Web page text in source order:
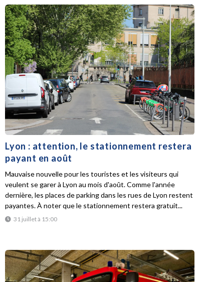
Lyon : attention, le stationnement restera
payant en août
31 juillet à 15:00
Mauvaise nouvelle pour les touristes et les visiteurs qui
veulent se garer à Lyon au mois d'août. Comme l'année
dernière, les places de parking dans les rues de Lyon restent
payantes. À noter que le stationnement restera gratuit...